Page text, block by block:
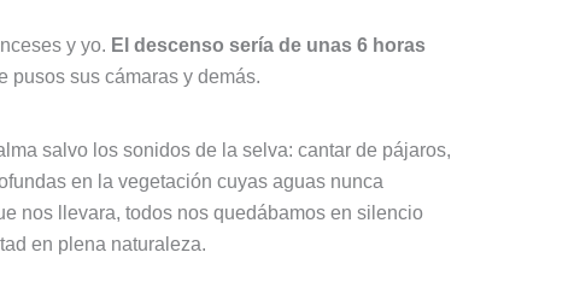
y yo. El descenso sería de unas 6 horas
pusos sus cámaras y demás.
salvo los sonidos de la selva: cantar de pájaros,
en la vegetación cuyas aguas nunca
nos llevara, todos nos quedábamos en silencio
en plena naturaleza.